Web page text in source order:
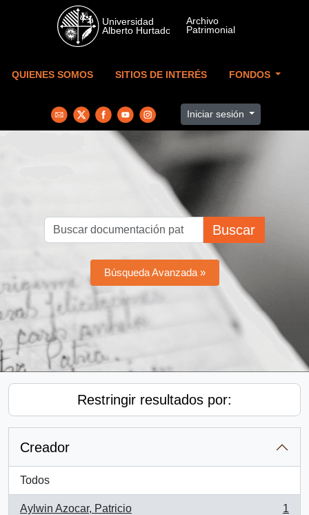
Skip to main content
QUIENES SOMOS SITIOS DE INTERÉS FONDOS
Iniciar sesión
Buscar
Búsqueda Avanzada »
Restringir resultados por:
Creador
Todos
Aylwin Azocar, Patricio 1